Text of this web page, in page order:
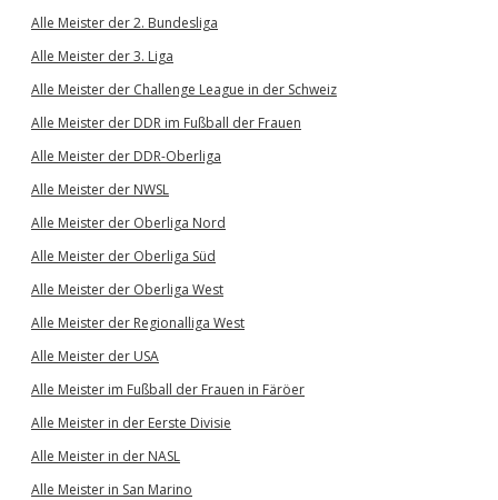
Alle Meister der 2. Bundesliga
Alle Meister der 3. Liga
Alle Meister der Challenge League in der Schweiz
Alle Meister der DDR im Fußball der Frauen
Alle Meister der DDR-Oberliga
Alle Meister der NWSL
Alle Meister der Oberliga Nord
Alle Meister der Oberliga Süd
Alle Meister der Oberliga West
Alle Meister der Regionalliga West
Alle Meister der USA
Alle Meister im Fußball der Frauen in Färöer
Alle Meister in der Eerste Divisie
Alle Meister in der NASL
Alle Meister in San Marino